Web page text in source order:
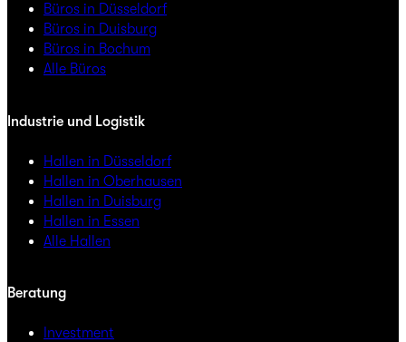
Büros in Düsseldorf
Büros in Duisburg
Büros in Bochum
Alle Büros
Industrie und Logistik
Hallen in Düsseldorf
Hallen in Oberhausen
Hallen in Duisburg
Hallen in Essen
Alle Hallen
Beratung
Investment